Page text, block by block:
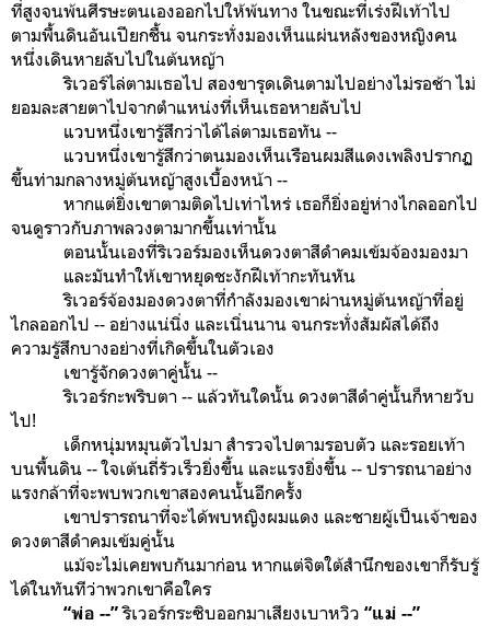
ที่สูงจนพ้นศีรษะตนเองออกไปให้พ้นทาง ในขณะที่เร่งฝีเท้าไป
ตามพื้นดินอันเปียกชื้น จนกระทั่งมองเห็นแผ่นหลังของหญิงคน
หนึ่งเดินหายลับไปในต้นหญ้า
ริเวอร์ไล่ตามเธอไป สองขารุดเดินตามไปอย่างไม่รอช้า ไม่
ยอมละสายตาไปจากตำแหน่งที่เห็นเธอหายลับไป
แวบหนึ่งเขารู้สึกว่าได้ไล่ตามเธอทัน --
แวบหนึ่งเขารู้สึกว่าตนมองเห็นเรือนผมสีแดงเพลิงปรากฏ
ขึ้นท่ามกลางหมู่ต้นหญ้าสูงเบื้องหน้า --
หากแต่ยิ่งเขาตามติดไปเท่าไหร่ เธอก็ยิ่งอยู่ห่างไกลออกไป
จนดูราวกับภาพลวงตามากขึ้นเท่านั้น
ตอนนั้นเองที่ริเวอร์มองเห็นดวงตาสีดำคมเข้มจ้องมองมา
และมันทำให้เขาหยุดชะงักฝีเท้ากะทันหัน
ริเวอร์จ้องมองดวงตาที่กำลังมองเขาผ่านหมู่ต้นหญ้าที่อยู่
ไกลออกไป -- อย่างแน่นิ่ง และเนิ่นนาน จนกระทั่งสัมผัสได้ถึง
ความรู้สึกบางอย่างที่เกิดขึ้นในตัวเอง
เขารู้จักดวงตาคู่นั้น --
ริเวอร์กะพริบตา -- แล้วทันใดนั้น ดวงตาสีดำคู่นั้นก็หายวับ
ไป!
เด็กหนุ่มหมุนตัวไปมา สำรวจไปตามรอบตัว และรอยเท้า
บนพื้นดิน -- ใจเต้นถี่รัวเร็วยิ่งขึ้น และแรงยิ่งขึ้น -- ปรารถนาอย่าง
แรงกล้าที่จะพบพวกเขาสองคนนั้นอีกครั้ง
เขาปรารถนาที่จะได้พบหญิงผมแดง และชายผู้เป็นเจ้าของ
ดวงตาสีดำคมเข้มคู่นั้น
แม้จะไม่เคยพบกันมาก่อน หากแต่จิตใต้สำนึกของเขาก็รับรู้
ได้ในทันทีว่าพวกเขาคือใคร
“พ่อ --”ริเวอร์กระซิบออกมาเสียงเบาหวิว “แม่ --”